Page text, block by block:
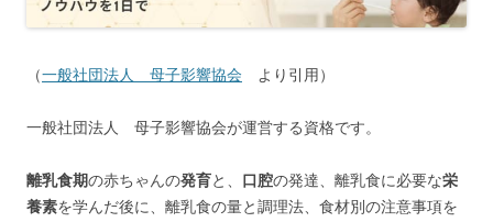
（一般社団法人 母子影響協会 より引用）
一般社団法人 母子影響協会が運営する資格です。
離乳食期の赤ちゃんの発育と、 口腔の発達、離乳食に必要な栄
養素を学んだ後に、離乳食の量と調理法、食材別の注意事項を